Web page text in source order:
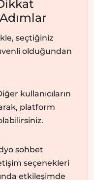
seçtiğiniz
olduğundan
kullanıcıların
platform
sohbet
seçenekleri
etkileşimde